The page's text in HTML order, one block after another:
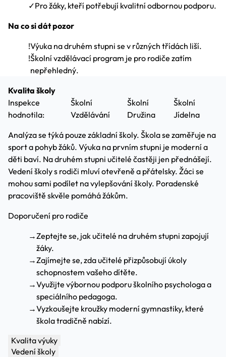
✓Pro žáky, kteří potřebují kvalitní odbornou podporu.
Na co si dát pozor
!Výuka na druhém stupni se v různých třídách liší.
!Školní vzdělávací program je pro rodiče zatím
nepřehledný.
Kvalita školy
Inspekce
hodnotila:
Školní
Vzdělávání
Školní
Družina
Školní
Jídelna
Analýza se týká pouze základní školy. Škola se zaměřuje na
sport a pohyb žáků. Výuka na prvním stupni je moderní a
děti baví. Na druhém stupni učitelé častěji jen přednášejí.
Vedení školy s rodiči mluví otevřeně a přátelsky. Žáci se
mohou sami podílet na vylepšování školy. Poradenské
pracoviště skvěle pomáhá žákům.
Doporučení pro rodiče
→Zeptejte se, jak učitelé na druhém stupni zapojují
žáky.
→Zajímejte se, zda učitelé přizpůsobují úkoly
schopnostem vašeho dítěte.
→Využijte výbornou podporu školního psychologa a
speciálního pedagoga.
→Vyzkoušejte kroužky moderní gymnastiky, které
škola tradičně nabízí.
Kvalita výuky
Vedení školy